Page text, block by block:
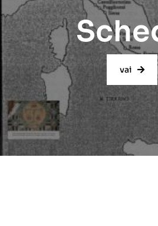
vai